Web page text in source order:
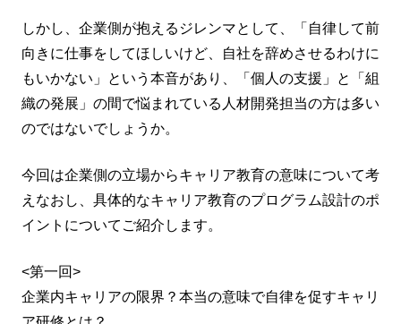
しかし、企業側が抱えるジレンマとして、「自律して前
向きに仕事をしてほしいけど、自社を辞めさせるわけに
もいかない」という本音があり、「個人の支援」と「組
織の発展」の間で悩まれている人材開発担当の方は多い
のではないでしょうか。
今回は企業側の立場からキャリア教育の意味について考
えなおし、具体的なキャリア教育のプログラム設計のポ
イントについてご紹介します。
<第一回>
企業内キャリアの限界？本当の意味で自律を促すキャリ